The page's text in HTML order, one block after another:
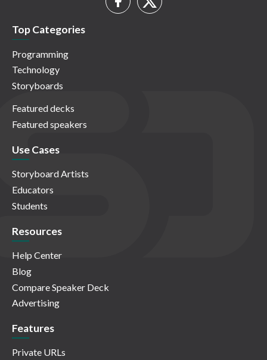
Top Categories
Programming
Technology
Storyboards
Featured decks
Featured speakers
Use Cases
Storyboard Artists
Educators
Students
Resources
Help Center
Blog
Compare Speaker Deck
Advertising
Features
Private URLs